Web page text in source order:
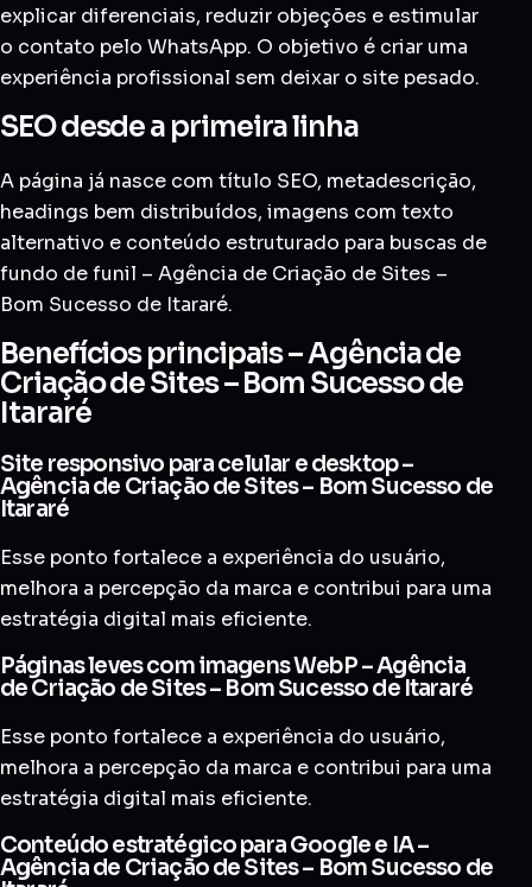
explicar diferenciais, reduzir objeções e estimular
o contato pelo WhatsApp. O objetivo é criar uma
experiência profissional sem deixar o site pesado.
SEO desde a primeira linha
A página já nasce com título SEO, metadescrição,
headings bem distribuídos, imagens com texto
alternativo e conteúdo estruturado para buscas de
fundo de funil – Agência de Criação de Sites –
Bom Sucesso de Itararé.
Benefícios principais – Agência de
Criação de Sites – Bom Sucesso de
Itararé
Site responsivo para celular e desktop –
Agência de Criação de Sites – Bom Sucesso de
Itararé
Esse ponto fortalece a experiência do usuário,
melhora a percepção da marca e contribui para uma
estratégia digital mais eficiente.
Páginas leves com imagens WebP – Agência
de Criação de Sites – Bom Sucesso de Itararé
Esse ponto fortalece a experiência do usuário,
melhora a percepção da marca e contribui para uma
estratégia digital mais eficiente.
Conteúdo estratégico para Google e IA –
Agência de Criação de Sites – Bom Sucesso de